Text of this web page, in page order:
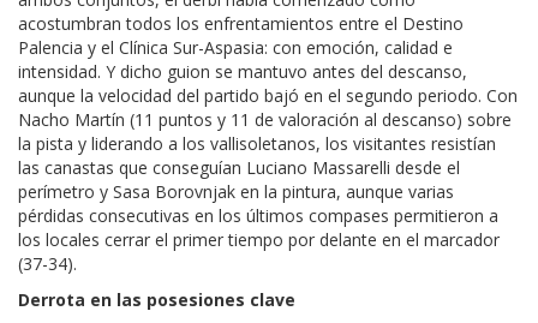
acostumbran todos los enfrentamientos entre el Destino
Palencia y el Clínica Sur-Aspasia: con emoción, calidad e
intensidad. Y dicho guion se mantuvo antes del descanso,
aunque la velocidad del partido bajó en el segundo periodo. Con
Nacho Martín (11 puntos y 11 de valoración al descanso) sobre
la pista y liderando a los vallisoletanos, los visitantes resistían
las canastas que conseguían Luciano Massarelli desde el
perímetro y Sasa Borovnjak en la pintura, aunque varias
pérdidas consecutivas en los últimos compases permitieron a
los locales cerrar el primer tiempo por delante en el marcador
(37-34).
Derrota en las posesiones clave